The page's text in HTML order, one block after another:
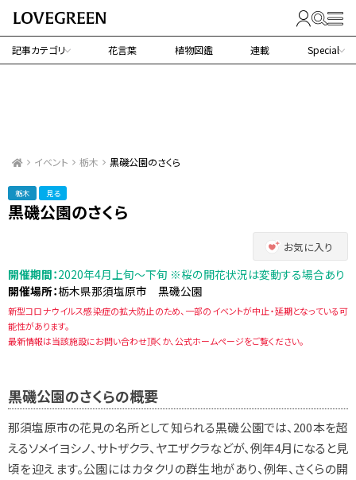
記事カテゴリ 花言葉 植物図鑑 連載 Special
イベント 栃木 黒磯公園のさくら
栃木 見る
黒磯公園のさくら
お気に入り
開催期間：2020年4月上旬～下旬 ※桜の開花状況は変動する場合あり
開催場所：栃木県那須塩原市 黒磯公園
新型コロナウイルス感染症の拡大防止のため、一部のイベントが中止・延期となっている可
能性があります。
最新情報は当該施設にお問い合わせ頂くか、公式ホームページをご覧ください。
黒磯公園のさくらの概要
那須塩原市の花見の名所として知られる黒磯公園では、200本を超
えるソメイヨシノ、サトザクラ、ヤエザクラなどが、例年4月になると見
頃を迎えます。公園にはカタクリの群生地があり、例年、さくらの開